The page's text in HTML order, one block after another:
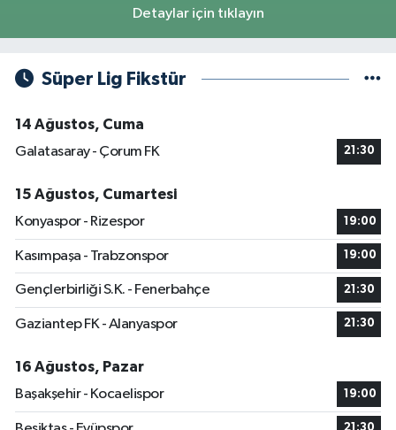
Detaylar için tıklayın
Süper Lig Fikstür
14 Ağustos, Cuma
Galatasaray - Çorum FK
21:30
15 Ağustos, Cumartesi
Konyaspor - Rizespor
19:00
Kasımpaşa - Trabzonspor 19:00
Gençlerbirliği S.K. - Fenerbahçe 21:30
Gaziantep FK - Alanyaspor 21:30
16 Ağustos, Pazar
Başakşehir - Kocaelispor
19:00